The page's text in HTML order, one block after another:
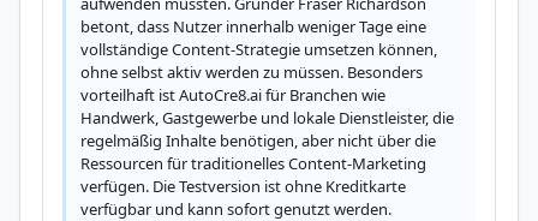
betont, dass Nutzer innerhalb weniger Tage eine
vollständige Content-Strategie umsetzen können,
ohne selbst aktiv werden zu müssen. Besonders
vorteilhaft ist AutoCre8.ai für Branchen wie
Handwerk, Gastgewerbe und lokale Dienstleister, die
regelmäßig Inhalte benötigen, aber nicht über die
Ressourcen für traditionelles Content-Marketing
verfügen. Die Testversion ist ohne Kreditkarte
verfügbar und kann sofort genutzt werden.